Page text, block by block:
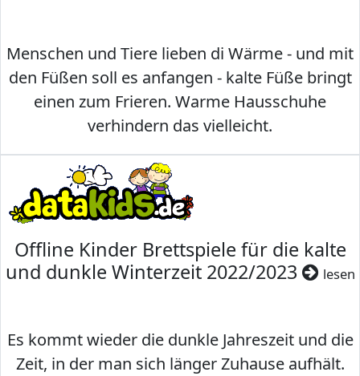
Menschen und Tiere lieben di Wärme - und mit
den Füßen soll es anfangen - kalte Füße bringt
einen zum Frieren. Warme Hausschuhe
verhindern das vielleicht.
Offline Kinder Brettspiele für die kalte
und dunkle Winterzeit 2022/2023
lesen
Es kommt wieder die dunkle Jahreszeit und die
Zeit, in der man sich länger Zuhause aufhält.